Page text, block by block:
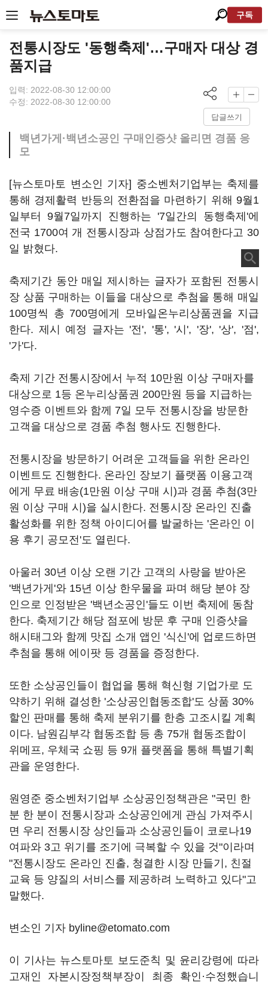
구독
전통시장도 '동행축제'…구매자 대상 경
품지급
입력: 2022-08-30 12:00:00
수정: 2022-08-30 12:00:00
답글쓰기
백년가게·백년소공인 구매인증샷 올리면 경품 응
모
[뉴스토마토 변소인 기자] 중소벤처기업부는 축제를
통해 경제활력 반등의 전환점을 마련하기 위해 9월1
일부터 9월7일까지 진행하는 '7일간의 동행축제'에
전국 1700여 개 전통시장과 상점가도 참여한다고 30
일 밝혔다.
축제기간 동안 매일 제시하는 글자가 포함된 전통시
장 상품 구매하는 이들을 대상으로 추첨을 통해 매일
100명씩 총 700명에게 모바일온누리상품권을 지급
한다. 제시 예정 글자는 '전', '통', '시', '장', '상', '점',
'가'다.
축제 기간 전통시장에서 누적 10만원 이상 구매자를
대상으로 1등 온누리상품권 200만원 등을 지급하는
영수증 이벤트와 함께 7일 모두 전통시장을 방문한
고객을 대상으로 경품 추첨 행사도 진행한다.
전통시장을 방문하기 어려운 고객들을 위한 온라인
이벤트도 진행한다. 온라인 장보기 플랫폼 이용고객
에게 무료 배송(1만원 이상 구매 시)과 경품 추첨(3만
원 이상 구매 시)을 실시한다. 전통시장 온라인 진출
활성화를 위한 정책 아이디어를 발굴하는 '온라인 이
용 후기 공모전'도 열린다.
아울러 30년 이상 오랜 기간 고객의 사랑을 받아온
'백년가게'와 15년 이상 한우물을 파며 해당 분야 장
인으로 인정받은 '백년소공인'들도 이번 축제에 동참
한다. 축제기간 해당 점포에 방문 후 구매 인증샷을
해시태그와 함께 맛집 소개 앱인 '식신'에 업로드하면
추첨을 통해 에이팟 등 경품을 증정한다.
또한 소상공인들이 협업을 통해 혁신형 기업가로 도
약하기 위해 결성한 '소상공인협동조합'도 상품 30%
할인 판매를 통해 축제 분위기를 한층 고조시킬 계획
이다. 남원김부각 협동조합 등 총 75개 협동조합이
위메프, 우체국 쇼핑 등 9개 플랫폼을 통해 특별기획
관을 운영한다.
원영준 중소벤처기업부 소상공인정책관은 "국민 한
분 한 분이 전통시장과 소상공인에게 관심 가져주시
면 우리 전통시장 상인들과 소상공인들이 코로나19
여파와 3고 위기를 조기에 극복할 수 있을 것"이라며
"전통시장도 온라인 진출, 청결한 시장 만들기, 친절
교육 등 양질의 서비스를 제공하려 노력하고 있다"고
말했다.
변소인 기자 byline@etomato.com
이 기사는 뉴스토마토 보도준칙 및 윤리강령에 따라
고재인 자본시장정책부장이 최종 확인·수정했습니